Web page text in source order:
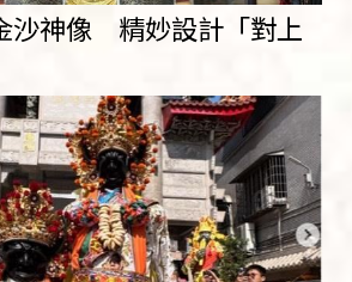
沙神像 精妙設計「對上